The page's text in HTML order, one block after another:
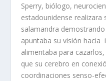
Sperry, biólogo,
estadounidense realizara
salamandra
apuntaba su visión hacia
alimentaba para
que su cerebro en
coordinaciones senso-